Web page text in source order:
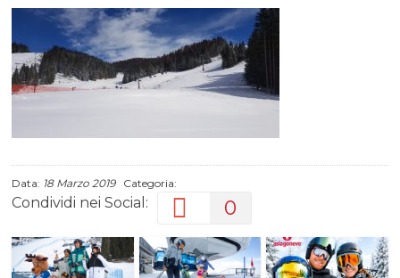
Data: 18 Marzo 2019Categoria:
Condividi nei Social: 0